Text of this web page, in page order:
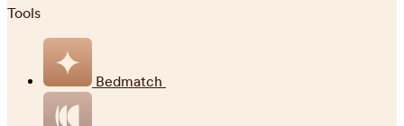
Tools
Bedmatch